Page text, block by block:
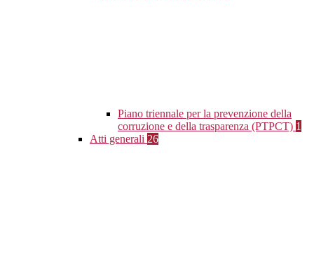
Piano triennale per la prevenzione della
corruzione e della trasparenza (PTPCT) 1
Atti generali 26